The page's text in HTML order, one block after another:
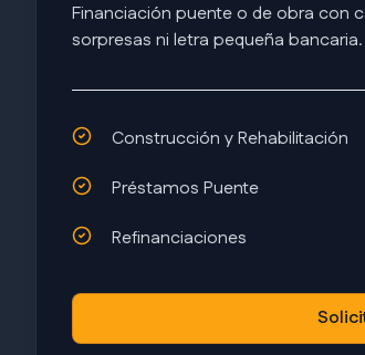
Financiación puente o de obra con
sorpresas ni letra pequeña bancaria.
Construcción y Rehabilitación
Préstamos Puente
Refinanciaciones